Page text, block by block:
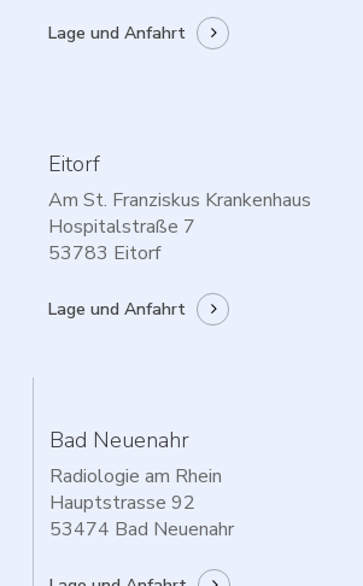
Lage und Anfahrt
Eitorf
Am St. Franziskus Krankenhaus
Hospitalstraße 7
53783 Eitorf
Lage und Anfahrt
Bad Neuenahr
Radiologie am Rhein
Hauptstrasse 92
53474 Bad Neuenahr